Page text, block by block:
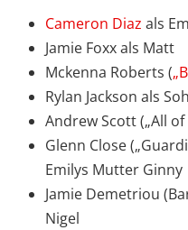
Cameron Diaz als
Jamie Foxx als Matt
Mckenna Roberts (
Rylan Jackson als
Andrew Scott („All
Glenn Close
Emilys Mutter Ginny
Jamie Demetriou
Nigel